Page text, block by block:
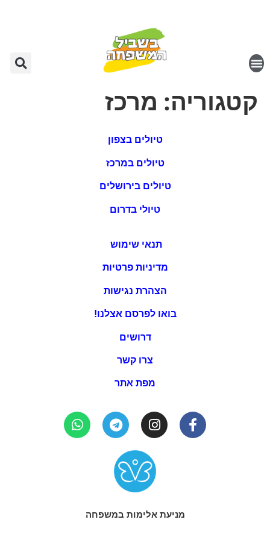
קטגוריה: מרכז
טיולים בצפון
טיולים במרכז
טיולים בירושלים
טיולי בדרום
תנאי שימוש
מדיניות פרטיות
הצהרת נגישות
בואו לפרסם אצלנו!
דרושים
צרו קשר
מפת אתר
מניעת אלימות במשפחה